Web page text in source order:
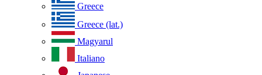
Greece
Greece (lat.)
Magyarul
Italiano